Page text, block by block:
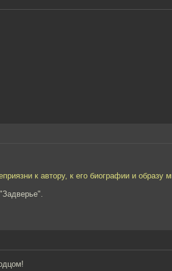
к автору, к его биографии и образу